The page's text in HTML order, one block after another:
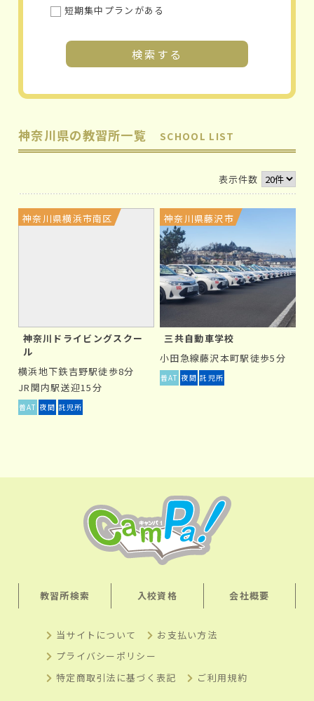
短期集中プランがある
神奈川県の教習所一覧 SCHOOL LIST
表示件数
神奈川県横浜市南区
神奈川ドライビングスクー
ル
横浜地下鉄吉野駅徒歩8分
JR関内駅送迎15分
普AT 夜間 託児所
神奈川県藤沢市
三共自動車学校
小田急線藤沢本町駅徒歩5分
普AT 夜間 託児所
教習所検索 入校資格 会社概要
当サイトについて
お支払い方法
プライバシーポリシー
特定商取引法に基づく表記
ご利用規約